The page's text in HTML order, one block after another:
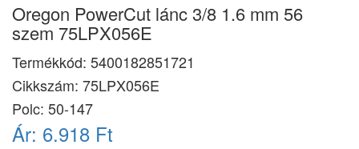
Oregon PowerCut lánc 3/8 1.6 mm 56
szem 75LPX056E
Termékkód: 5400182851721
Cikkszám: 75LPX056E
Polc: 50-147
Ár: 6.918 Ft